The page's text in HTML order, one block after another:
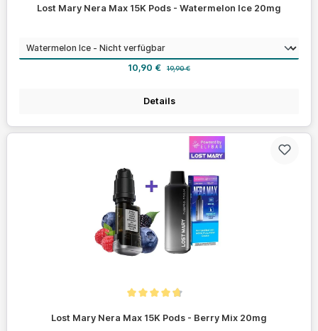
Lost Mary Nera Max 15K Pods - Watermelon Ice 20mg
Geschmackauswählen
Verkaufspreis:
10,90 € Regulärer Preis:
19,90 €
Details
Lost Mary Nera Max 15K Pods - Berry Mix 20mg